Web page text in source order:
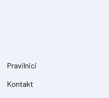
Pravilnici
Kontakt